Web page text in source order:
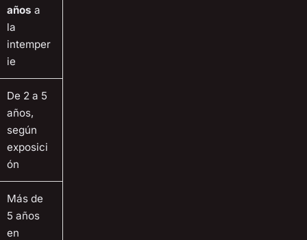
años a
la
intemper
ie
De 2 a 5
años,
según
exposici
ón
Más de
5 años
en